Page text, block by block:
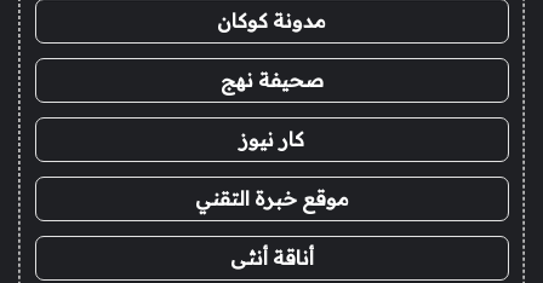
مدونة كوكان
صحيفة نهج
كار نيوز
موقع خبرة التقني
أناقة أنثى